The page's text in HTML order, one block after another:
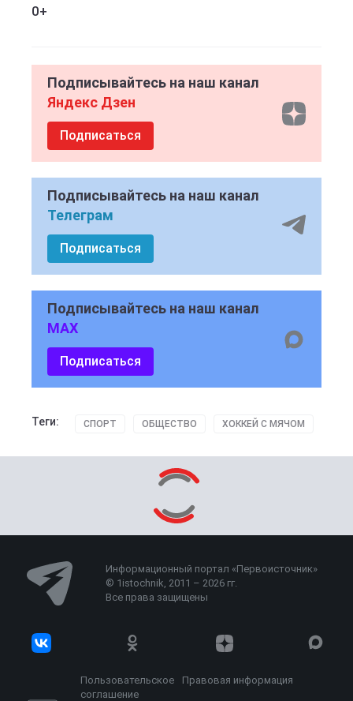
0+
Подписывайтесь на наш канал
Яндекс Дзен
Подписаться
Подписывайтесь на наш канал
Телеграм
Подписаться
Подписывайтесь на наш канал
MAX
Подписаться
Теги: СПОРТ ОБЩЕСТВО ХОККЕЙ С МЯЧОМ
Информационный портал «Первоисточник»
© 1istochnik, 2011 – 2026 гг.
Все права защищены
Пользовательское
соглашение
Правовая информация